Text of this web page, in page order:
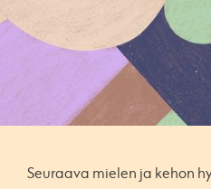
Seuraava mielen ja kehon